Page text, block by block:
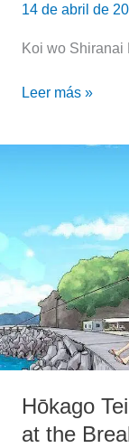
14 de abril de
Koi wo Shiranai
Leer más »
Hōkago
at the
(Diary
of
Days
at
the
Breakwater)